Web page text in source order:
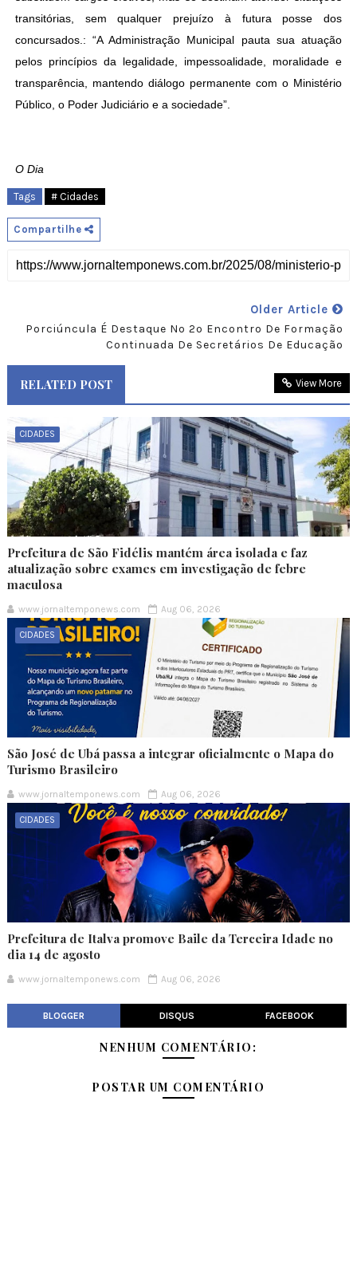
transitórias, sem qualquer prejuízo à futura posse dos
concursados.: “A Administração Municipal pauta sua atuação
pelos princípios da legalidade, impessoalidade, moralidade e
transparência, mantendo diálogo permanente com o Ministério
Público, o Poder Judiciário e a sociedade”.
O Dia
Tags # Cidades
Compartilhe
Older Article
Porciúncula É Destaque No 2º Encontro De Formação
Continuada De Secretários De Educação
RELATED POST View More
CIDADES
Prefeitura de São Fidélis mantém área isolada e faz
atualização sobre exames em investigação de febre
maculosa
www.jornaltemponews.com Aug 06, 2026
CIDADES
São José de Ubá passa a integrar oficialmente o Mapa do
Turismo Brasileiro
www.jornaltemponews.com Aug 06, 2026
CIDADES
Prefeitura de Italva promove Baile da Terceira Idade no
dia 14 de agosto
www.jornaltemponews.com Aug 06, 2026
BLOGGER DISQUS FACEBOOK
NENHUM COMENTÁRIO:
POSTAR UM COMENTÁRIO